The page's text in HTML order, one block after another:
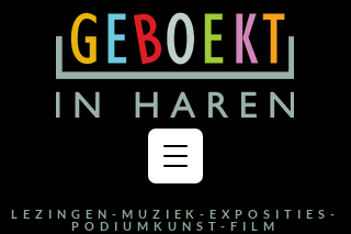
LEZINGEN-MUZIEK-EXPOSITIES-
PODIUMKUNST-FILM